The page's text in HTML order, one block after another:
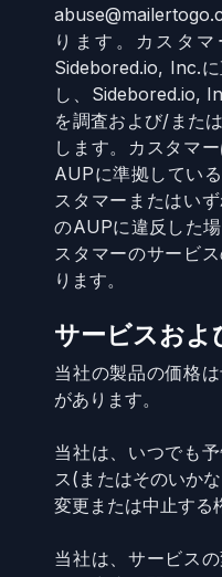
ります。カスタ
Sidebored.io, Inc.
し、Sidebored.io,
を調査および/また
します。カスタマ
AUPに準拠してい
スタマーまたはい
のAUPに違反した
スタマーのサービ
ります。
サービスおよ
当社の製品の価格
があります。
当社は、いつでも
ス(またはそのいか
変更または中止する
当社は、サービス